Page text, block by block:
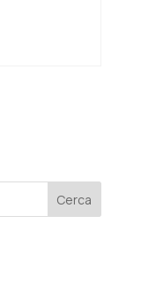
Cerca